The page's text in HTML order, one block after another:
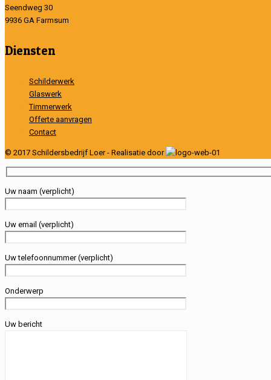
Seendweg 30
9936 GA Farmsum
Diensten
Schilderwerk
Glaswerk
Timmerwerk
Offerte aanvragen
Contact
© 2017 Schildersbedrijf Loer - Realisatie door
Uw naam (verplicht)
Uw email (verplicht)
Uw telefoonnummer (verplicht)
Onderwerp
Uw bericht